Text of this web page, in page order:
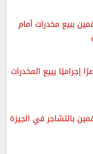
ببيع مخدرات أمام
إجراميًا يبيع المخدرات
بالتشاجر في الجيزة